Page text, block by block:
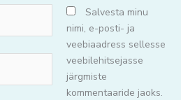
Salvesta minu
nimi, e-posti- ja
veebiaadress sellesse
veebilehitsejasse
järgmiste
kommentaaride jaoks.